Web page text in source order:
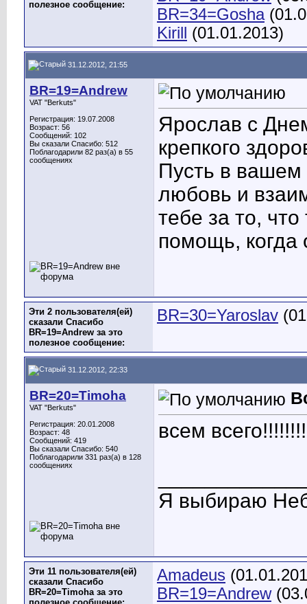
полезное сообщение:
BR=34=Gosha
Kirill (01.01.2013)
31.12.2012, 21:55
BR=19=Andrew
VAT "Berkuts"
Регистрация: 19.07.2008
Возраст: 56
Сообщений: 102
Вы сказали Спасибо: 512
Поблагодарили 82 раз(а) в 55
сообщениях
Ярослав с
крепкого
Пусть в вашем
любовь и
тебе за то,
помощь, когда
Эти 2 пользователя(ей)
сказали Спасибо
BR=19=Andrew за это
полезное сообщение:
BR=30=Yaroslav
31.12.2012, 22:33
BR=20=Timoha
VAT "Berkuts"
Регистрация: 20.01.2008
Возраст: 48
Сообщений: 419
Вы сказали Спасибо: 540
Поблагодарили 331 раз(а) в 128
сообщениях
всем
Я выбираю
Эти 11 пользователя(ей)
сказали Спасибо
BR=20=Timoha за это
Amadeus
BR=19=Andrew